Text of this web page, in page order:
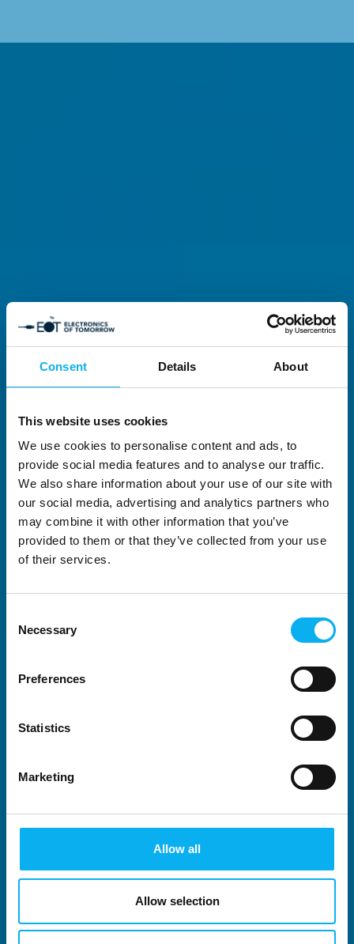
Consent Details About
This website uses cookies
We use cookies to personalise content and ads, to
provide social media features and to analyse our traffic.
We also share information about your use of our site with
our social media, advertising and analytics partners who
may combine it with other information that you’ve
provided to them or that they’ve collected from your use
of their services.
Selection
Necessary
Preferences
Statistics
Marketing
Allow all
Allow selection